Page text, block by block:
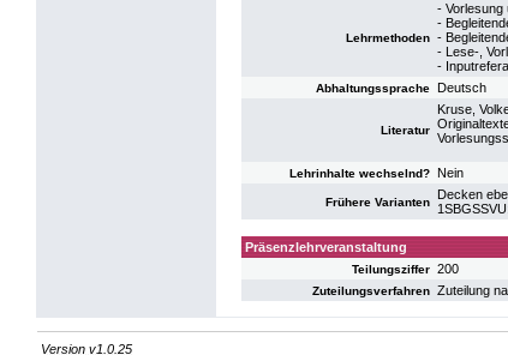
Lehrmethoden
- Vorlesung
-
-
- Lese-,
-
Abhaltungssprache Deutsch
Literatur
Kruse,
Lehrinhalte wechselnd? Nein
Frühere Varianten
Decken
Präsenzlehrveranstaltung
Teilungsziffer 200
Zuteilungsverfahren Zuteilung
Version v1.0.25